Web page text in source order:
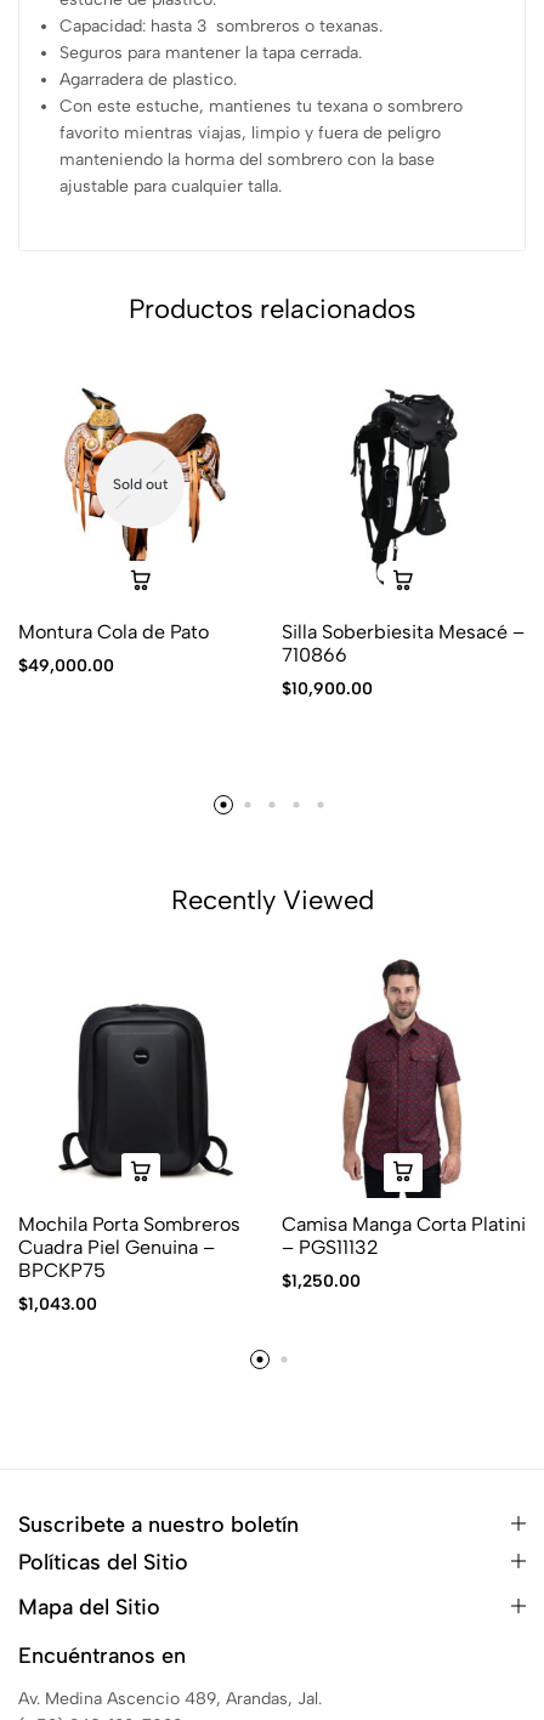
Capacidad: hasta 3 sombreros o texanas.
Seguros para mantener la tapa cerrada.
Agarradera de plastico.
Con este estuche, mantienes tu texana o sombrero
favorito mientras viajas, limpio y fuera de peligro
manteniendo la horma del sombrero con la base
ajustable para cualquier talla.
Productos relacionados
Sold out
Montura Cola de Pato
$49,000.00
Silla Soberbiesita Mesacé –
710866
$10,900.00
Recently Viewed
Mochila Porta Sombreros
Cuadra Piel Genuina –
BPCKP75
$1,043.00
Camisa Manga Corta Platini
– PGS11132
$1,250.00
Suscribete a nuestro boletín
Políticas del Sitio
Mapa del Sitio
Encuéntranos en
Av. Medina Ascencio 489, Arandas, Jal.